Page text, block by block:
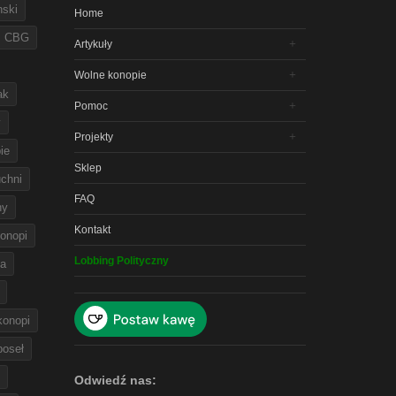
CBG
Home
Artykuły
Wolne konopie
Pomoc
Projekty
Sklep
FAQ
Kontakt
Lobbing Polityczny
Odwiedź nas: